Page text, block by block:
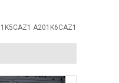
A201K6CAZ1